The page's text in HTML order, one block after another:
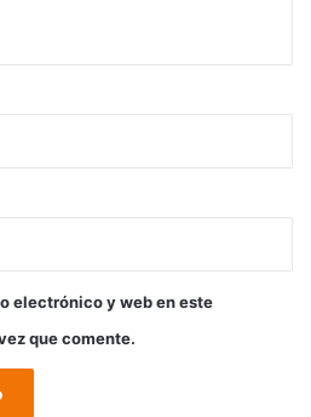
electrónico y web en este
que comente.